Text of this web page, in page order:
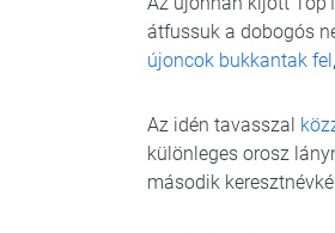
átfussuk a dobogós
újoncok bukkantak fel
Az idén tavasszal
különleges orosz
második